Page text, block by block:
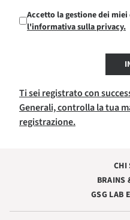
Accetto la gestione dei
l'informativa sulla privacy.
Ti sei registrato con
Generali, controlla la tua
registrazione.
CHI
BRAINS
GSG LAB